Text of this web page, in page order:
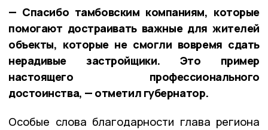
— Спасибо тамбовским компаниям, которые
помогают достраивать важные для жителей
объекты, которые не смогли вовремя сдать
нерадивые застройщики. Это пример
настоящего профессионального
достоинства, — отметил губернатор.
Особые слова благодарности глава региона